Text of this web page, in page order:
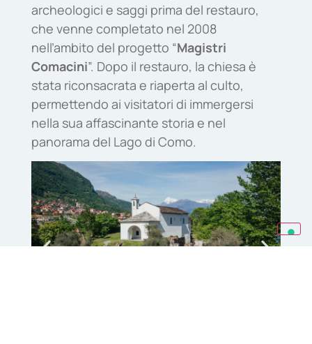
archeologici e saggi prima del restauro,
che venne completato nel 2008
nell’ambito del progetto “Magistri
Comacini”. Dopo il restauro, la chiesa è
stata riconsacrata e riaperta al culto,
permettendo ai visitatori di immergersi
nella sua affascinante storia e nel
panorama del Lago di Como.